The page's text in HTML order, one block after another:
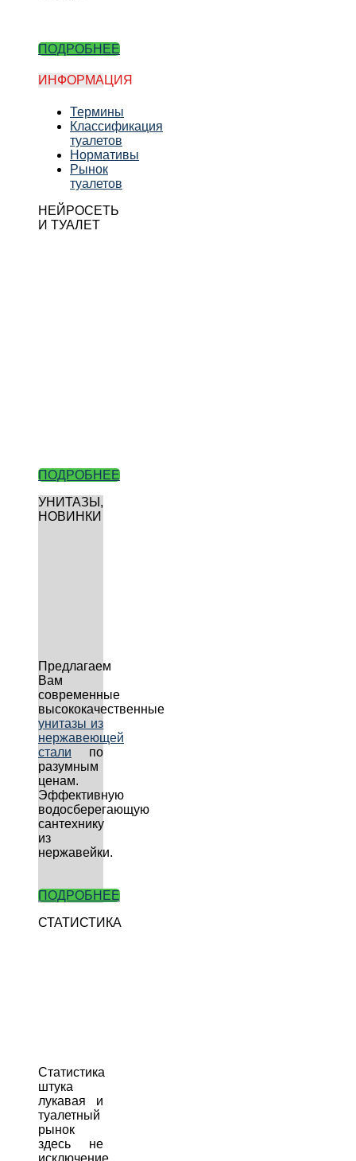
ПОДРОБНЕЕ
ИНФОРМАЦИЯ
Термины
Классификация
туалетов
Нормативы
Рынок
туалетов
НЕЙРОСЕТЬ
И ТУАЛЕТ
ПОДРОБНЕЕ
УНИТАЗЫ,
НОВИНКИ
Предлагаем
Вам
современные
высококачественные
унитазы из
нержавеющей
стали по
разумным
ценам.
Эффективную
водосберегающую
сантехнику
из
нержавейки.
ПОДРОБНЕЕ
СТАТИСТИКА
Статистика
штука
лукавая и
туалетный
рынок
здесь не
исключение.